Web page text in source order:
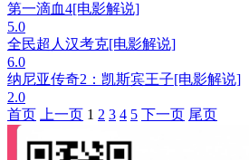
第一滴血4[电影解说]
5.0
全民超人汉考克[电影解说]
6.0
纳尼亚传奇2：凯斯宾王子[电影解说]
2.0
首页
上一页 1 2 3 4 5 下一页 尾页